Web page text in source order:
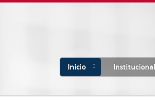
Inicio Institucional